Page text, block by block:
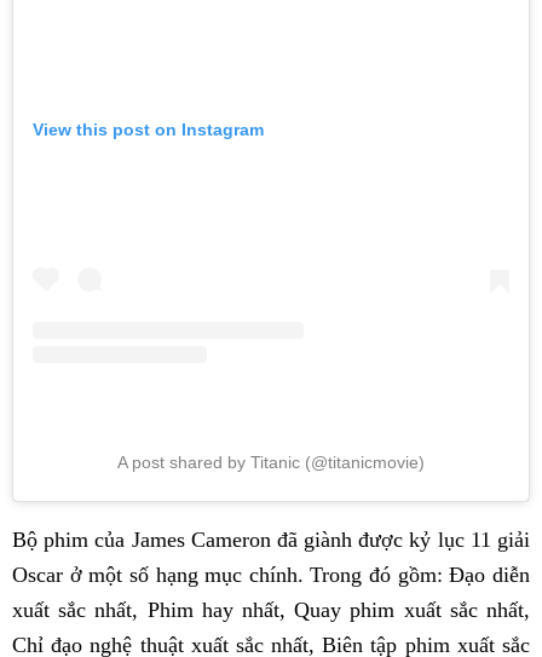
View this post on Instagram
A post shared by Titanic (@titanicmovie)
Bộ phim của James Cameron đã giành được kỷ lục 11 giải
Oscar ở một số hạng mục chính. Trong đó gồm: Đạo diễn
xuất sắc nhất, Phim hay nhất, Quay phim xuất sắc nhất,
Chỉ đạo nghệ thuật xuất sắc nhất, Biên tập phim xuất sắc